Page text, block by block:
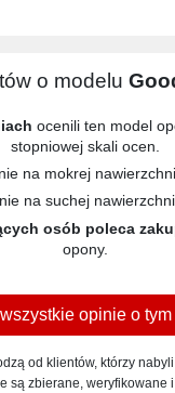
o modelu
ocenili ten model
stopniowej skali ocen.
na mokrej
na suchej
osób poleca
opony.
opinie o
od klientów, którzy
są zbierane, weryfikowane